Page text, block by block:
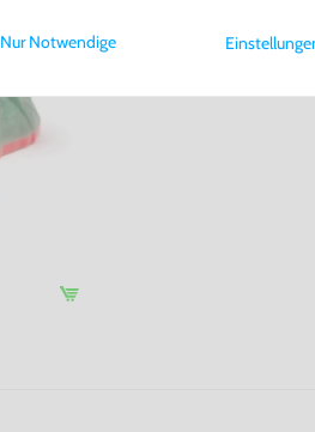
Nur Notwendige